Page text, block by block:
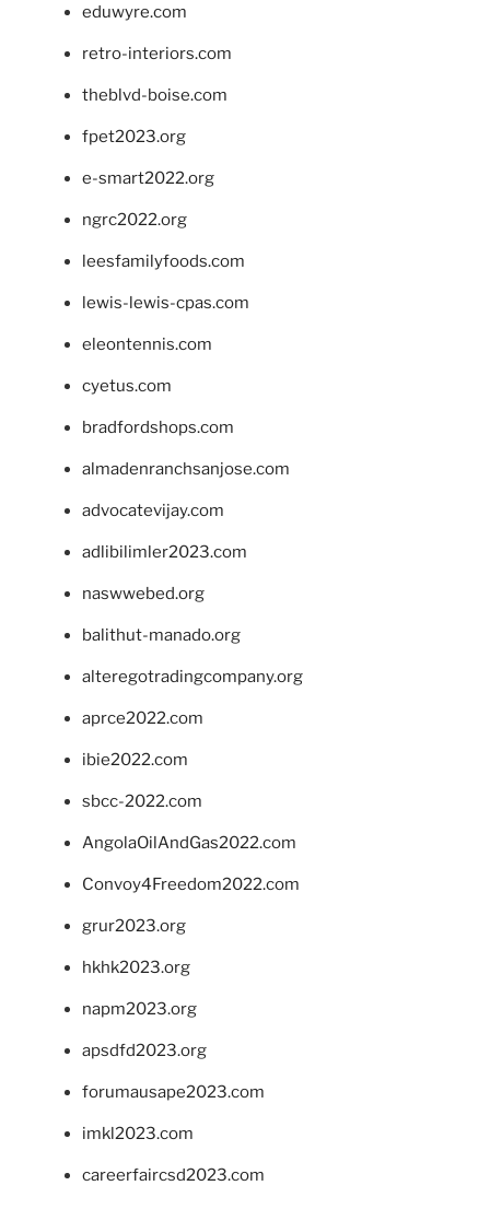
eduwyre.com
retro-interiors.com
theblvd-boise.com
fpet2023.org
e-smart2022.org
ngrc2022.org
leesfamilyfoods.com
lewis-lewis-cpas.com
eleontennis.com
cyetus.com
bradfordshops.com
almadenranchsanjose.com
advocatevijay.com
adlibilimler2023.com
naswwebed.org
balithut-manado.org
alteregotradingcompany.org
aprce2022.com
ibie2022.com
sbcc-2022.com
AngolaOilAndGas2022.com
Convoy4Freedom2022.com
grur2023.org
hkhk2023.org
napm2023.org
apsdfd2023.org
forumausape2023.com
imkl2023.com
careerfaircsd2023.com